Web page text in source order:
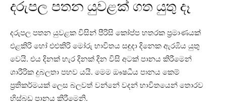
දරුපල පතන යුවළක් ගත යුතු දෑ
දරුපල පතන යුවළක විසින් පීරිසි කෝප්ප හතරක ප්‍රමාණයක්‌
එළකිරි හෝ එළුකිරි මෝරු භාවිතය සඳුදා දිනෙක ඇරඹිය යුතු
වෙයි. එය දිනක්‌ හැර දිනක්‌ දින විසි අටක්‌ පානය කිරීමෙන්
ශාරීරික දුබලතා පහව යයි. මෙම ඖෂධීය පානය කෙම්
ප්‍රතිකර්මයක්‌ ලෙස බලවත් වන්නේ වදන් භාවිතයෙන් තොරව
හිස්‌බඩ පානය කිරීමෙනි.